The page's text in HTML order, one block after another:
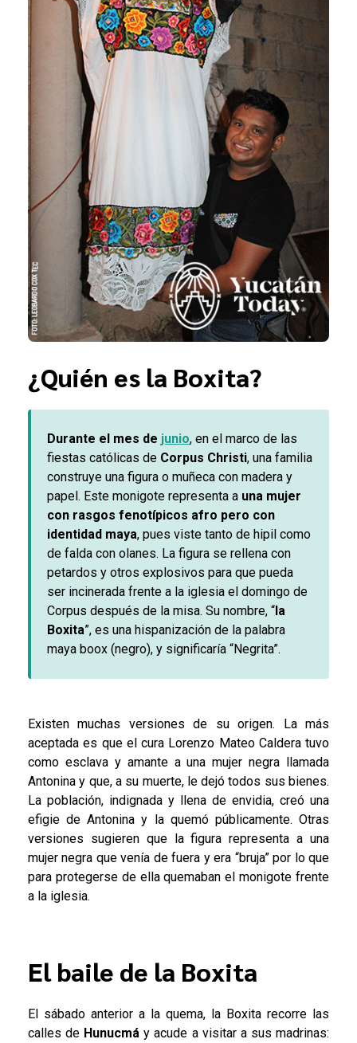
¿Quién es la Boxita?
Durante el mes de junio, en el marco de las
fiestas católicas de Corpus Christi, una familia
construye una figura o muñeca con madera y
papel. Este monigote representa a una mujer
con rasgos fenotípicos afro pero con
identidad maya, pues viste tanto de hipil como
de falda con olanes. La figura se rellena con
petardos y otros explosivos para que pueda
ser incinerada frente a la iglesia el domingo de
Corpus después de la misa. Su nombre, “ la
Boxita”, es una hispanización de la palabra
maya boox (negro), y significaría “Negrita”.
Existen muchas versiones de su origen. La más
aceptada es que el cura Lorenzo Mateo Caldera tuvo
como esclava y amante a una mujer negra llamada
Antonina y que, a su muerte, le dejó todos sus bienes.
La población, indignada y llena de envidia, creó una
efigie de Antonina y la quemó públicamente. Otras
versiones sugieren que la figura representa a una
mujer negra que venía de fuera y era “bruja” por lo que
para protegerse de ella quemaban el monigote frente
a la iglesia.
El baile de la Boxita
El sábado anterior a la quema, la Boxita recorre las
calles de Hunucmá y acude a visitar a sus madrinas: